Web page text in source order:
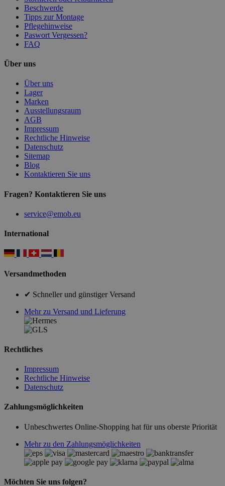
Beschwerde
Tipps zur Montage
Pflegehinweise
Paswort Vergessen?
FAQ
Über uns
Über uns
Lager
Marken
Ausstellungsraum
AGB
Impressum
Rechtliche Hinweise
Datenschutz
Sitemap
Blog
Kontaktieren Sie uns
Fragen? Kontaktieren Sie uns
service@emob.eu
International
Versandmethoden
✔ Schneller und günstiger Versand
Mehr zu Versand und Lieferung
Rechtliches
Impressum
Rechtliche Hinweise
Datenschutz
Zahlungsmöglichkeiten
Unbeschwertes Online-Shopping hat für uns oberste Priorität
Mehr zu den Zahlungsmöglichkeiten
Möchten Sie uns folgen?